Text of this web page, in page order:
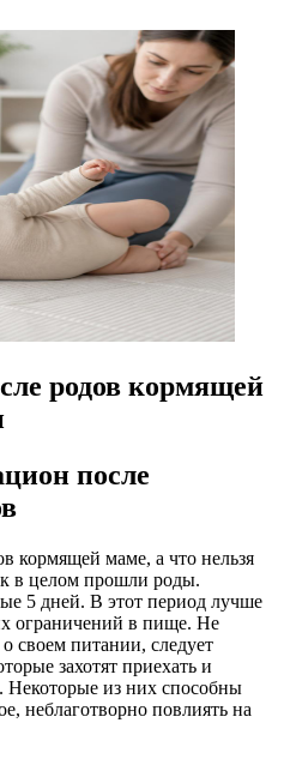
родов кормящей
после
кормящей маме, а что нельзя
в целом прошли роды.
5 дней. В этот период лучше
ограничений в пище. Не
своем питании, следует
захотят приехать и
Некоторые из них способны
неблаготворно повлиять на